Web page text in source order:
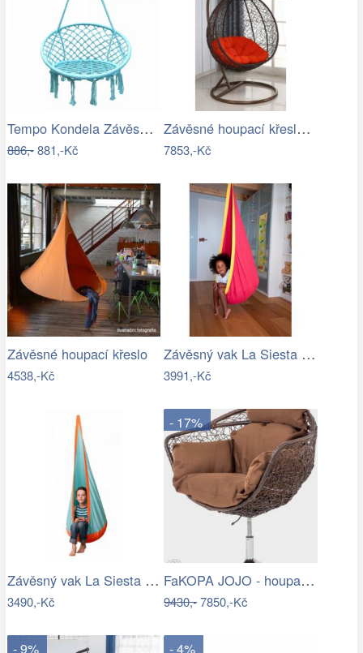
Tempo Kondela Závěsné křeslo AMADO 2…
886,-881,-Kč
Závěsné houpací křeslo - AX
7853,-Kč
Závěsné houpací křeslo
4538,-Kč
Závěsný vak La Siesta JOKI - IN
3991,-Kč
Závěsný vak La Siesta JOKI Outdoor - IN
3490,-Kč
- 17%
FaKOPA JOJO - houpací křeslo z ratanu…
9430,-7850,-Kč
- 9% - 4%